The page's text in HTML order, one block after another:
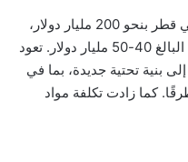
قدرت تكلفة استضافة كأس العالم في قطر بنحو 200 مليار دولار،
هذا هو أكثر من ضعف التقدير الأصلي البالغ 40-50 مليار دولار. تعود
بنية تحتية جديدة، بما في
كما زادت تكلفة مواد